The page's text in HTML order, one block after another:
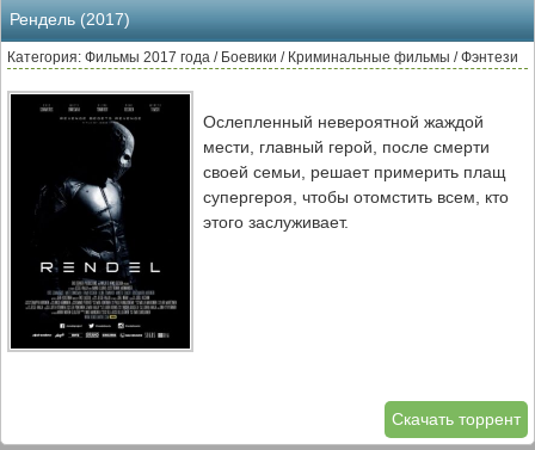
Рендель (2017)
Категория: Фильмы 2017 года / Боевики / Криминальные фильмы / Фэнтези
Ослепленный невероятной жаждой
мести, главный герой, после смерти
своей семьи, решает примерить плащ
супергероя, чтобы отомстить всем, кто
этого заслуживает.
Скачать торрент